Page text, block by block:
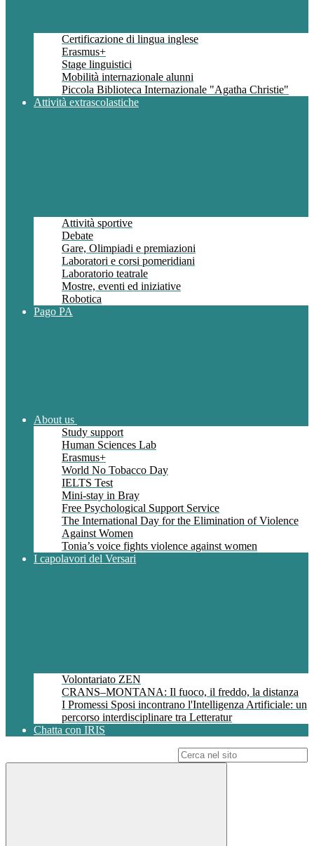
Certificazione di lingua inglese
Erasmus+
Stage linguistici
Mobilità internazionale alunni
Piccola Biblioteca Internazionale "Agatha Christie"
Attività extrascolastiche
Attività sportive
Debate
Gare, Olimpiadi e premiazioni
Laboratori e corsi pomeridiani
Laboratorio teatrale
Mostre, eventi ed iniziative
Robotica
Pago PA
About us
Study support
Human Sciences Lab
Erasmus+
World No Tobacco Day
IELTS Test
Mini-stay in Bray
Free Psychological Support Service
The International Day for the Elimination of Violence
Against Women
Tonia’s voice fights violence against women
I capolavori del Versari
Volontariato ZEN
CRANS–MONTANA: Il fuoco, il freddo, la distanza
I Promessi Sposi incontrano l'Intelligenza Artificiale: un
percorso interdisciplinare tra Letteratur
Chatta con IRIS